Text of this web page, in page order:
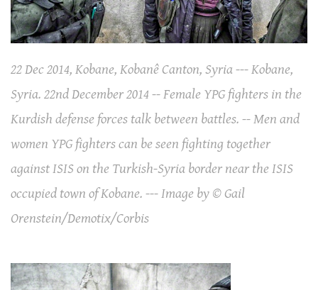
22 Dec 2014, Kobane, Kobanê Canton, Syria --- Kobane,
Syria. 22nd December 2014 -- Female YPG fighters in the
Kurdish defense forces talk between battles. -- Men and
women YPG fighters can be seen fighting together
against ISIS on the Turkish-Syria border near the ISIS
occupied town of Kobane. --- Image by © Gail
Orenstein/Demotix/Corbis